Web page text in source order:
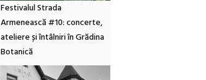
Festivalul Strada
Armenească #10: concerte,
ateliere și întâlniri în Grădina
Botanică